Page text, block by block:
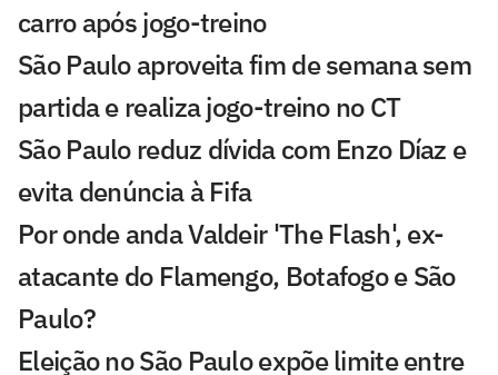
carro após jogo-treino
São Paulo aproveita fim de semana sem
partida e realiza jogo-treino no CT
São Paulo reduz dívida com Enzo Díaz e
evita denúncia à Fifa
Por onde anda Valdeir 'The Flash', ex-
atacante do Flamengo, Botafogo e São
Paulo?
Eleição no São Paulo expõe limite entre